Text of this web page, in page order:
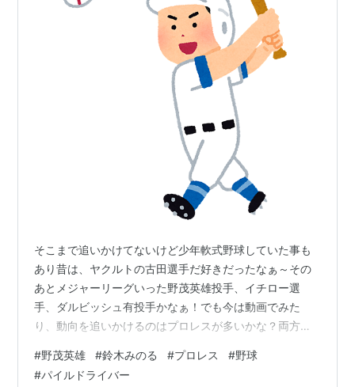
そこまで追いかけてないけど少年軟式野球していた事も
あり昔は、ヤクルトの古田選手だ好きだったなぁ～その
あとメジャーリーグいった野茂英雄投手、イチロー選
手、ダルビッシュ有投手かなぁ！でも今は動画でみた
り、動向を追いかけるのはプロレスが多いかな？両方嫌
い！自身がそうじゃないから憧れるのか？前世がそうい
う人間だったからか？そういう選手に注目したくなる。
#野茂英雄 #鈴木みのる #プロレス #野球
#パイルドライバー